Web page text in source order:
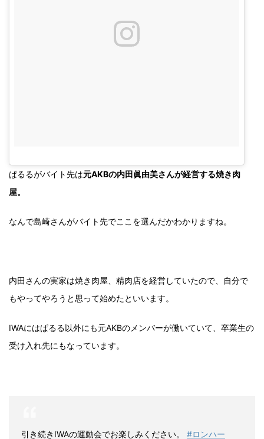
ぱるるがバイト先は元AKBの内田眞由美さんが経営する焼き肉
屋。
なんで島崎さんがバイト先でここを選んだかわかりますね。
内田さんの実家は焼き肉屋、精肉店を経営していたので、自分で
もやってやろうと思って始めたといいます。
IWAにはぱるる以外にも元AKBのメンバーが働いていて、卒業生の
受け入れ先にもなっています。
引き続きIWAの運動会でお楽しみください。 #ロンハー